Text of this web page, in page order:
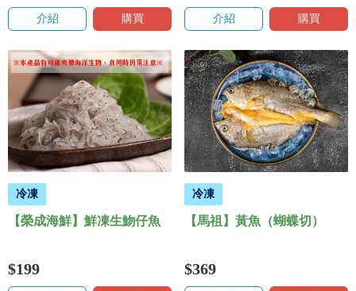
介紹 購買 介紹 購買
冷凍
【榮成海鮮】鮮凍生魩仔魚
$199
冷凍
【馬祖】黃魚（蝴蝶切）
$369